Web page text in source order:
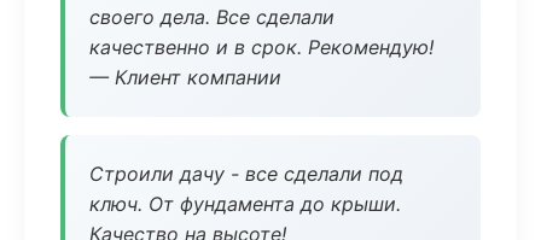
своего дела. Все сделали
качественно и в срок. Рекомендую!
— Клиент компании
Строили дачу - все сделали под
ключ. От фундамента до крыши.
Качество на высоте!